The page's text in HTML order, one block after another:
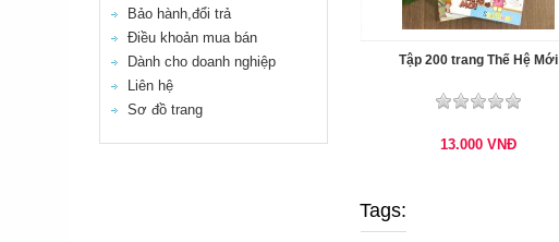
Bảo hành,đổi trả
Điều khoản mua bán
Dành cho doanh nghiệp
Liên hệ
Sơ đồ trang
Tập 200 trang Thế Hệ Mới
13.000 VNĐ
Tags: